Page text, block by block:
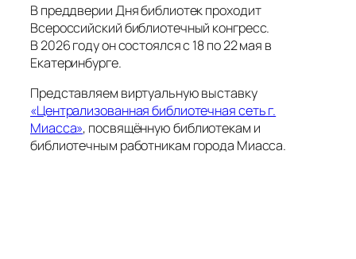
В преддверии Дня библиотек проходит
Всероссийский библиотечный конгресс.
В 2026 году он состоялся с 18 по 22 мая в
Екатеринбурге.
Представляем виртуальную выставку
«Централизованная библиотечная сеть г.
Миасса», посвящённую библиотекам и
библиотечным работникам города Миасса.